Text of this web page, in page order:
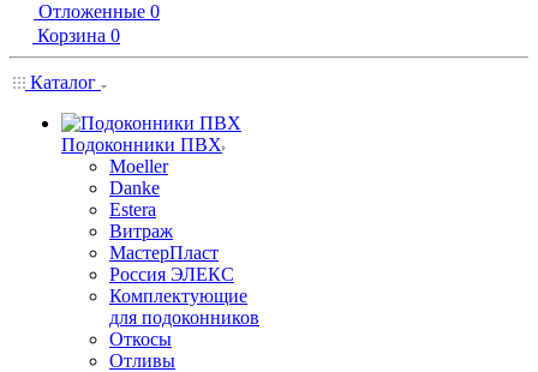
Отложенные 0
Корзина 0
Каталог
Подоконники ПВХ
Moeller
Danke
Estera
Витраж
МастерПласт
Россия ЭЛЕКС
Комплектующие
для подоконников
Откосы
Отливы